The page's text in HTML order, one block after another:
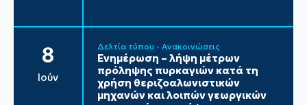
8
Ιούν
Δελτία τύπου - Ανακοινώσεις
Ενημέρωση – λήψη μέτρων
πρόληψης πυρκαγιών κατά τη
χρήση θεριζοαλωνιστικών
μηχανών και λοιπών γεωργικών